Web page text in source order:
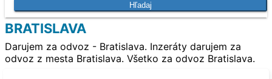
Hľadaj
BRATISLAVA
Darujem za odvoz - Bratislava. Inzeráty darujem za
odvoz z mesta Bratislava. Všetko za odvoz Bratislava.